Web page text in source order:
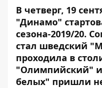
В четверг, 19
"Динамо"
сезона-2019/20.
стал шведский
проходила в
"Олимпийский"
белых" пришли